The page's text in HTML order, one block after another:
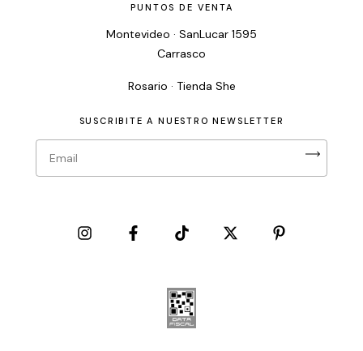
PUNTOS DE VENTA
Montevideo · SanLucar 1595
Carrasco
Rosario · Tienda She
SUSCRIBITE A NUESTRO NEWSLETTER